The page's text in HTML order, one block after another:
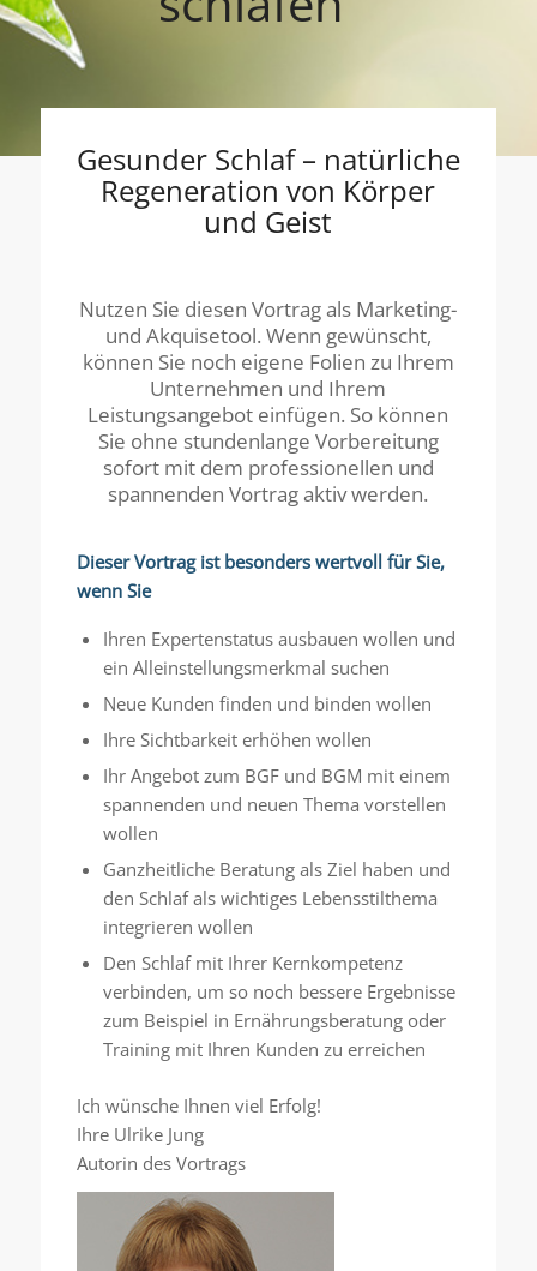
Gesunder Schlaf – natürliche
Regeneration von Körper
und Geist
Nutzen Sie diesen Vortrag als Marketing-
und Akquisetool. Wenn gewünscht,
können Sie noch eigene Folien zu Ihrem
Unternehmen und Ihrem
Leistungsangebot einfügen. So können
Sie ohne stundenlange Vorbereitung
sofort mit dem professionellen und
spannenden Vortrag aktiv werden.
Dieser Vortrag ist besonders wertvoll für Sie,
wenn Sie
Ihren Expertenstatus ausbauen wollen und
ein Alleinstellungsmerkmal suchen
Neue Kunden finden und binden wollen
Ihre Sichtbarkeit erhöhen wollen
Ihr Angebot zum BGF und BGM mit einem
spannenden und neuen Thema vorstellen
wollen
Ganzheitliche Beratung als Ziel haben und
den Schlaf als wichtiges Lebensstilthema
integrieren wollen
Den Schlaf mit Ihrer Kernkompetenz
verbinden, um so noch bessere Ergebnisse
zum Beispiel in Ernährungsberatung oder
Training mit Ihren Kunden zu erreichen
Ich wünsche Ihnen viel Erfolg!
Ihre Ulrike Jung
Autorin des Vortrags